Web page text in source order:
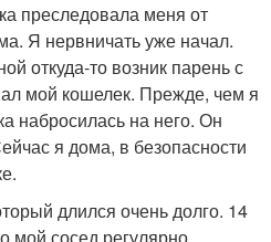
преследовала меня от
Я нервничать уже начал.
откуда-то возник парень с
мой кошелек. Прежде, чем я
набросилась на него. Он
я дома, в безопасности
длился очень долго. 14